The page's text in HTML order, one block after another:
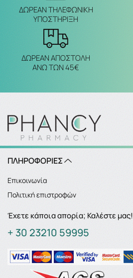
ΔΩΡΕΑΝ ΤΗΛΕΦΩΝΙΚΗ
ΥΠΟΣΤΗΡΙΞΗ
ΔΩΡΕΑΝ ΑΠΟΣΤΟΛΗ
ΑΝΩ ΤΩΝ 45€
ΠΛΗΡΟΦΟΡΙΕΣ
Επικοινωνία
Πολιτική επιστροφών
Έχετε κάποια απορία; Καλέστε μας!
+ 30 23210 59995